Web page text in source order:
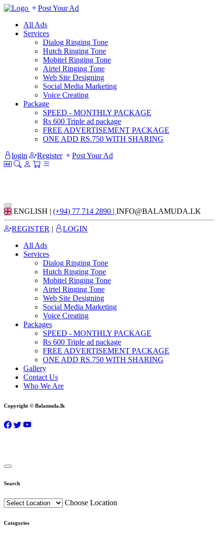
Post Your Ad
All Ads
Services
Dialog Ringing Tone
Hutch Ringing Tone
Mobitel Ringing Tone
Airtel Ringing Tone
Web Site Designing
Social Media Marketing
Voice Creating
Package
SPEED - MONTHLY PACKAGE
Rs 600 Triple ad package
FREE ADVERTISEMENT PACKAGE
ONE ADD RS.750 WITH SHARING
login
Register Post Your Ad
ENGLISH | (+94) 77 714 2890 | INFO@BALAMUDA.LK
REGISTER |
LOGIN
All Ads
Services
Dialog Ringing Tone
Hutch Ringing Tone
Mobitel Ringing Tone
Airtel Ringing Tone
Web Site Designing
Social Media Marketing
Voice Creating
Packages
SPEED - MONTHLY PACKAGE
Rs 600 Triple ad package
FREE ADVERTISEMENT PACKAGE
ONE ADD RS.750 WITH SHARING
Gallery
Contact Us
Who We Are
Copyright © Balamuda.lk
Search
Choose Location
Categories